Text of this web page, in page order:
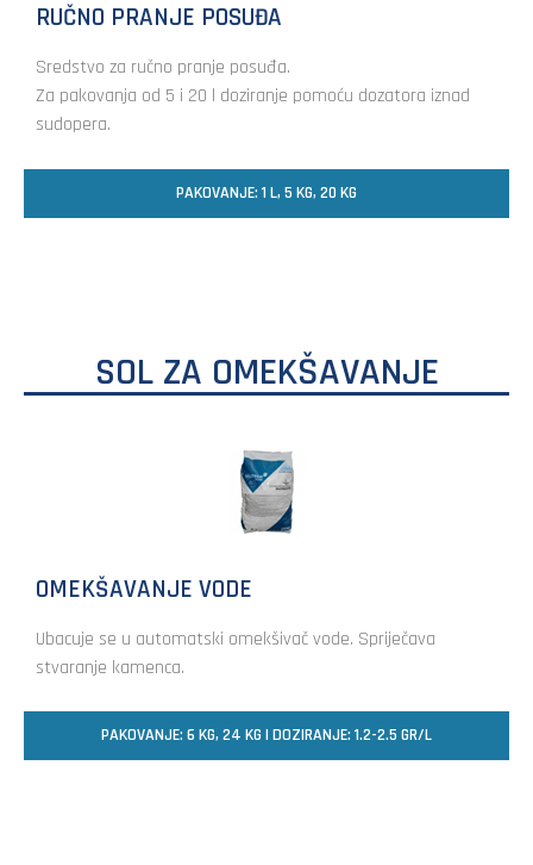
RUČNO PRANJE POSUĐA
Sredstvo za ručno pranje posuđa.
Za pakovanja od 5 i 20 l doziranje pomoću dozatora iznad
sudopera.
PAKOVANJE: 1 L, 5 KG, 20 KG
SOL ZA OMEKŠAVANJE
OMEKŠAVANJE VODE
Ubacuje se u automatski omekšivač vode. Spriječava
stvaranje kamenca.
PAKOVANJE: 6 KG, 24 KG | DOZIRANJE: 1.2-2.5 GR/L